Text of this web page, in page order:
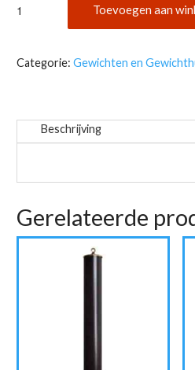
Gewichthuls
mat
Toevoegen aan
Categorie: Gewichten en
Beschrijving
Gerelateerde